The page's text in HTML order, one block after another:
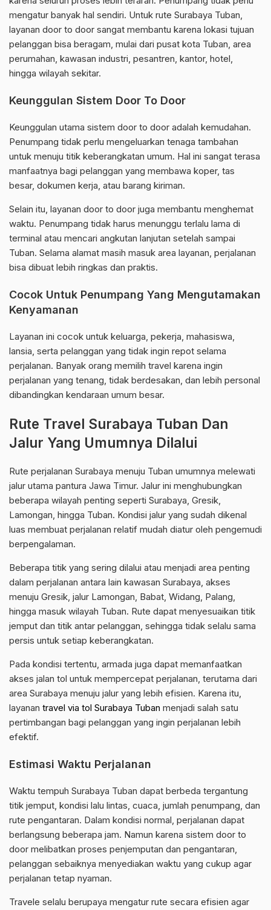
mengatur banyak hal sendiri. Untuk rute Surabaya Tuban,
layanan door to door sangat membantu karena lokasi tujuan
pelanggan bisa beragam, mulai dari pusat kota Tuban, area
perumahan, kawasan industri, pesantren, kantor, hotel,
hingga wilayah sekitar.
Keunggulan Sistem Door To Door
Keunggulan utama sistem door to door adalah kemudahan.
Penumpang tidak perlu mengeluarkan tenaga tambahan
untuk menuju titik keberangkatan umum. Hal ini sangat terasa
manfaatnya bagi pelanggan yang membawa koper, tas
besar, dokumen kerja, atau barang kiriman.
Selain itu, layanan door to door juga membantu menghemat
waktu. Penumpang tidak harus menunggu terlalu lama di
terminal atau mencari angkutan lanjutan setelah sampai
Tuban. Selama alamat masih masuk area layanan, perjalanan
bisa dibuat lebih ringkas dan praktis.
Cocok Untuk Penumpang Yang Mengutamakan
Kenyamanan
Layanan ini cocok untuk keluarga, pekerja, mahasiswa,
lansia, serta pelanggan yang tidak ingin repot selama
perjalanan. Banyak orang memilih travel karena ingin
perjalanan yang tenang, tidak berdesakan, dan lebih personal
dibandingkan kendaraan umum besar.
Rute Travel Surabaya Tuban Dan
Jalur Yang Umumnya Dilalui
Rute perjalanan Surabaya menuju Tuban umumnya melewati
jalur utama pantura Jawa Timur. Jalur ini menghubungkan
beberapa wilayah penting seperti Surabaya, Gresik,
Lamongan, hingga Tuban. Kondisi jalur yang sudah dikenal
luas membuat perjalanan relatif mudah diatur oleh pengemudi
berpengalaman.
Beberapa titik yang sering dilalui atau menjadi area penting
dalam perjalanan antara lain kawasan Surabaya, akses
menuju Gresik, jalur Lamongan, Babat, Widang, Palang,
hingga masuk wilayah Tuban. Rute dapat menyesuaikan titik
jemput dan titik antar pelanggan, sehingga tidak selalu sama
persis untuk setiap keberangkatan.
Pada kondisi tertentu, armada juga dapat memanfaatkan
akses jalan tol untuk mempercepat perjalanan, terutama dari
area Surabaya menuju jalur yang lebih efisien. Karena itu,
layanan travel via tol Surabaya Tuban menjadi salah satu
pertimbangan bagi pelanggan yang ingin perjalanan lebih
efektif.
Estimasi Waktu Perjalanan
Waktu tempuh Surabaya Tuban dapat berbeda tergantung
titik jemput, kondisi lalu lintas, cuaca, jumlah penumpang, dan
rute pengantaran. Dalam kondisi normal, perjalanan dapat
berlangsung beberapa jam. Namun karena sistem door to
door melibatkan proses penjemputan dan pengantaran,
pelanggan sebaiknya menyediakan waktu yang cukup agar
perjalanan tetap nyaman.
Travele selalu berupaya mengatur rute secara efisien agar